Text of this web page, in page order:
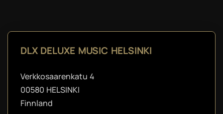
DLX DELUXE MUSIC HELSINKI
Verkkosaarenkatu 4
00580 HELSINKI
Finnland